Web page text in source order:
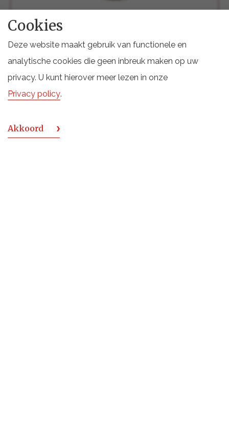
FRANCOLI Grappa 12 Secca 0,70 ltr
Gedistilleerd Francoli Grappa
Cookies
Deze website maakt gebruik van functionele en
analytische cookies die geen inbreuk maken op uw
privacy. U kunt hierover meer lezen in onze
Privacy policy.
Akkoord